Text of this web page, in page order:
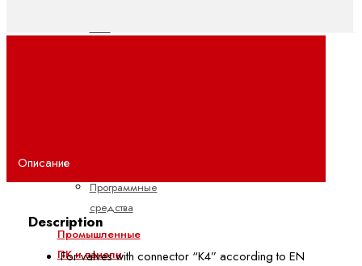
Программные
средства
Промышленные
ПК и панели
Описание
Description
For valves with connector “K4” according to EN